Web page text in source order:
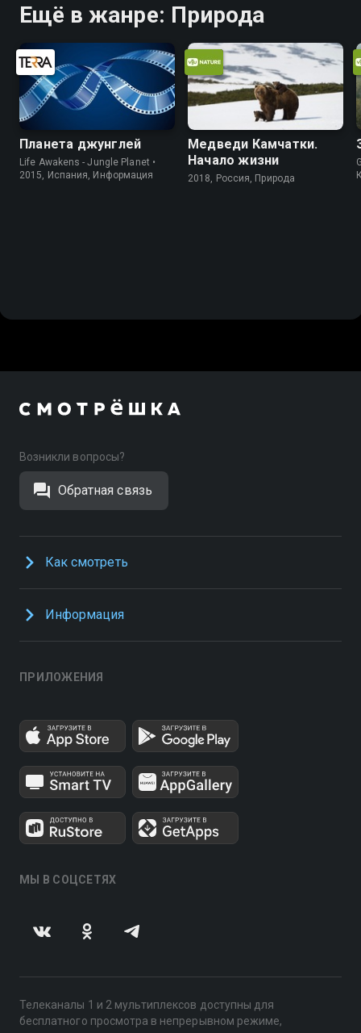
Ещё в жанре: Природа
Планета джунглей
Life Awakens - Jungle Planet •
2015, Испания, Информация
Медведи Камчатки.
Начало жизни
2018, Россия, Природа
Возникли вопросы?
Обратная связь
Как смотреть
Информация
ПРИЛОЖЕНИЯ
МЫ В СОЦСЕТЯХ
Телеканалы 1 и 2 мультиплексов доступны для
бесплатного просмотра в непрерывном режиме,